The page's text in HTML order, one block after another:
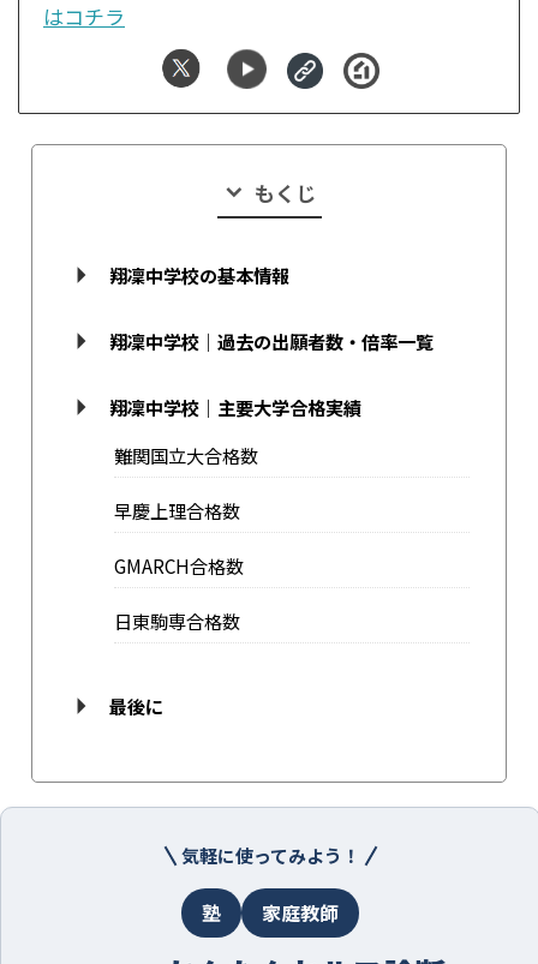
はコチラ
もくじ
翔凜中学校の基本情報
翔凜中学校｜過去の出願者数・倍率一覧
翔凜中学校｜主要大学合格実績
難関国立大合格数
早慶上理合格数
GMARCH合格数
日東駒専合格数
最後に
気軽に使ってみよう！
塾 家庭教師